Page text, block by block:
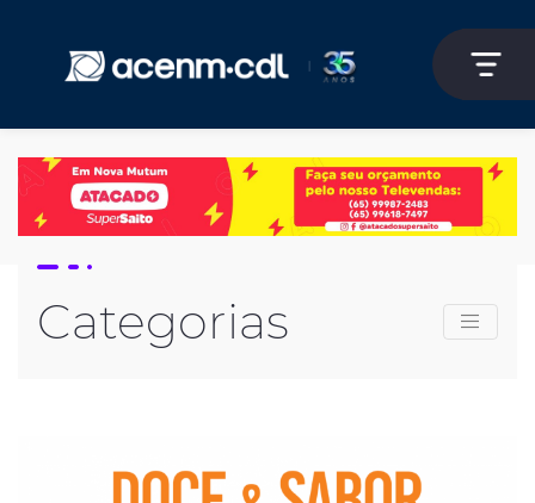
Categorias